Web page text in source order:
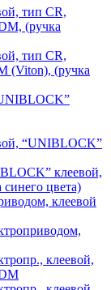
тип CR,
(ручка
тип CR,
(Viton), (ручка
“UNIBLOCK”
клеевой,
цвета)
клеевой
клеевой,